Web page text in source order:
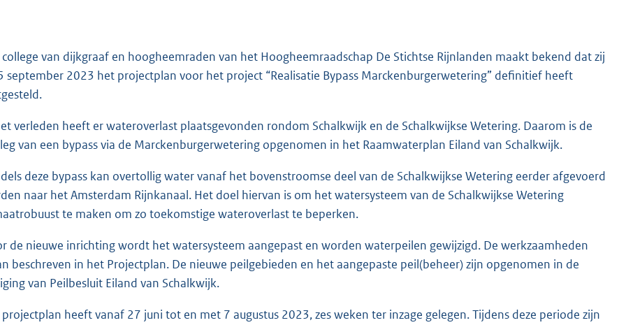
o
t
e
2
2
5
K
van dijkgraaf en hoogheemraden van het Hoogheemraadschap De Stichtse Rijnlanden maakt bekend dat zij
september 2023 het projectplan voor het project “Realisatie Bypass Marckenburgerwetering” definitief heeft
verleden heeft er wateroverlast plaatsgevonden rondom Schalkwijk en de Schalkwijkse Wetering. Daarom is de
van een bypass via de Marckenburgerwetering opgenomen in het Raamwaterplan Eiland van Schalkwijk.
deze bypass kan overtollig water vanaf het bovenstroomse deel van de Schalkwijkse Wetering eerder afgevoerd
naar het Amsterdam Rijnkanaal. Het doel hiervan is om het watersysteem van de Schalkwijkse Wetering
te maken om zo toekomstige wateroverlast te beperken.
de nieuwe inrichting wordt het watersysteem aangepast en worden waterpeilen gewijzigd. De werkzaamheden
beschreven in het Projectplan. De nieuwe peilgebieden en het aangepaste peil(beheer) zijn opgenomen in de
van Peilbesluit Eiland van Schalkwijk.
heeft vanaf 27 juni tot en met 7 augustus 2023, zes weken ter inzage gelegen. Tijdens deze periode zijn